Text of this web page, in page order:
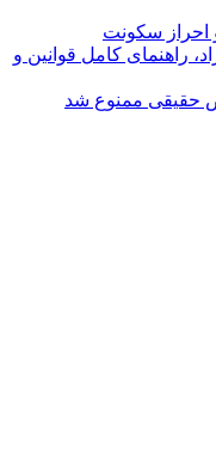
احراز سکونت
راهنمای کامل قوانین و
حقیقی ممنوع شد